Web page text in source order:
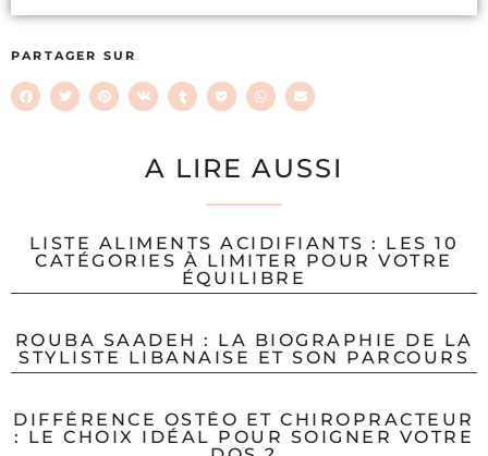
PARTAGER SUR
A LIRE AUSSI
LISTE ALIMENTS ACIDIFIANTS : LES 10
CATÉGORIES À LIMITER POUR VOTRE
ÉQUILIBRE
ROUBA SAADEH : LA BIOGRAPHIE DE LA
STYLISTE LIBANAISE ET SON PARCOURS
DIFFÉRENCE OSTÉO ET CHIROPRACTEUR
: LE CHOIX IDÉAL POUR SOIGNER VOTRE